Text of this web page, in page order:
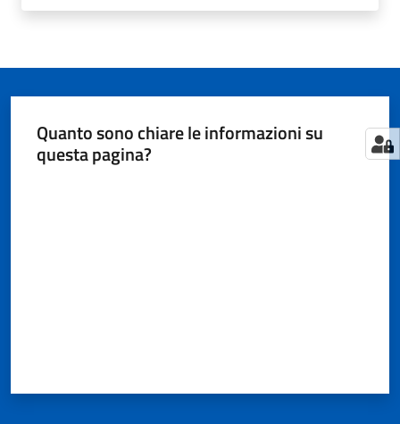
Tutti
Seguici
Quanto sono chiare le informazioni su
questa pagina?